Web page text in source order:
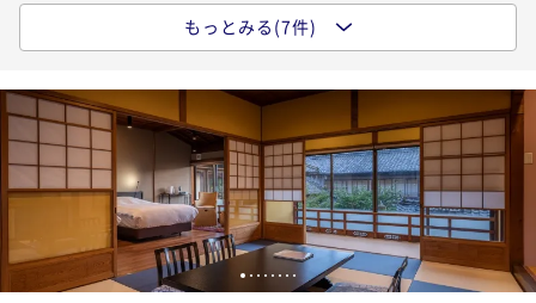
【井筒楼】１品プラス！旬の地魚会席とあつみ牛を堪
能「石焼ステーキ付きお糸路プラン」
二食付き 現地決済可 事前決済可
IN 15:00 - 19:00 OUT10:00
ポイント即利用で最大7％OFF
¥57,200~
2名 ¥ 53,196 ~
【井筒楼】【ご夕食無し】遅い時間からのご来館でも
ＯＫ！チェックイン２１時まで「朝食付きプラン」
朝食付き 現地決済可 事前決済可
IN 15:00 - 21:00 OUT10:00
ポイント即利用で最大7％OFF
¥37,400~
2名 ¥ 34,782 ~
ポイントアップ
もっとみる(7件)
1 2 3 4 5 6 7 8